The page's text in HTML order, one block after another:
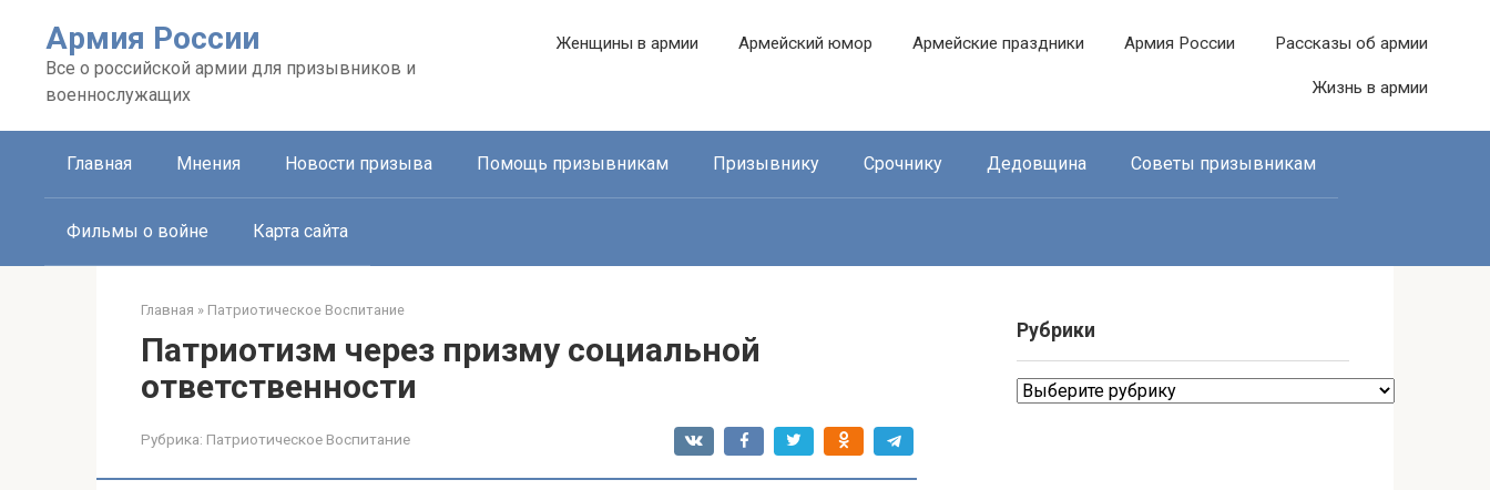
контенту
Армия России
Все о российской армии для призывников и
военнослужащих
Женщины в армии Армейский юмор Армейские праздники Армия России Рассказы об армии
Жизнь в армии
Главная Мнения Новости призыва Помощь призывникам Призывнику Срочнику Дедовщина Советы призывникам
Фильмы о войне Карта сайта
Главная » Патриотическое Воспитание
Патриотизм через призму социальной
ответственности
Рубрика: Патриотическое Воспитание
Рубрики
Рубрики